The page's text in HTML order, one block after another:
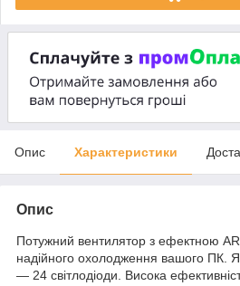
Опис Характеристики
Опис
Потужний вентилятор з ефектною
надійного охолодження вашого ПК.
— 24 світлодіоди. Висока